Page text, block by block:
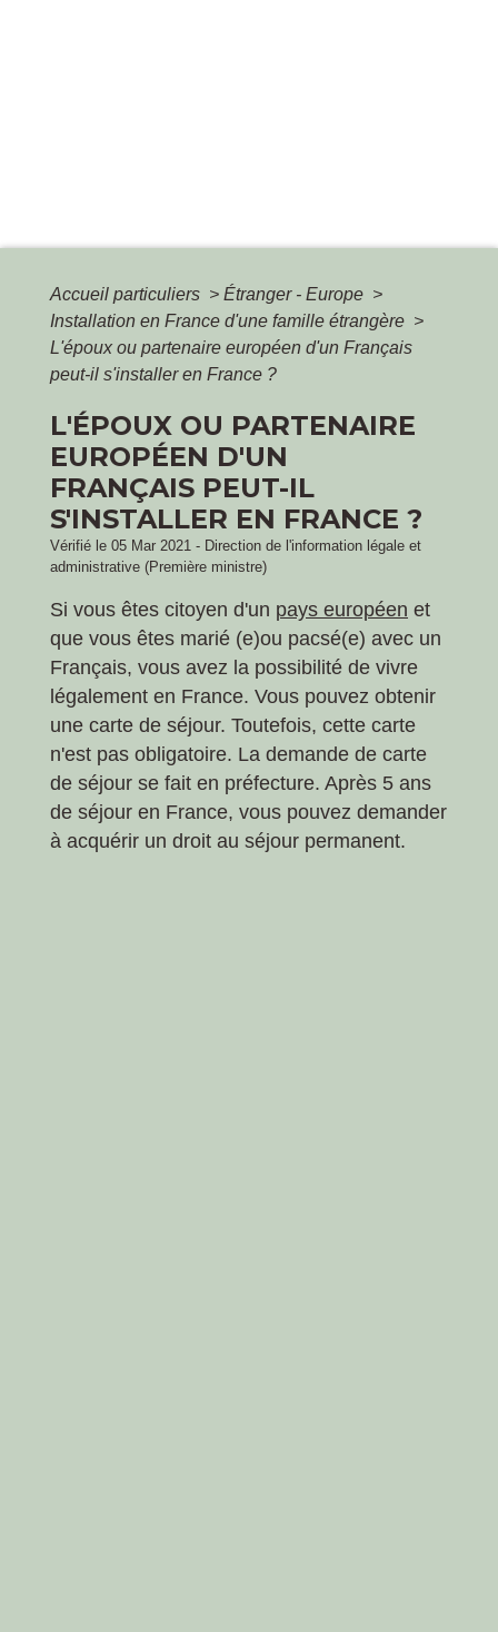
Accueil particuliers > Étranger - Europe >
Installation en France d'une famille étrangère >
L'époux ou partenaire européen d'un Français
peut-il s'installer en France ?
L'ÉPOUX OU PARTENAIRE
EUROPÉEN D'UN
FRANÇAIS PEUT-IL
S'INSTALLER EN FRANCE ?
Vérifié le 05 Mar 2021 - Direction de l'information légale et
administrative (Première ministre)
Si vous êtes citoyen d'un pays européen et
que vous êtes marié (e)ou pacsé(e) avec un
Français, vous avez la possibilité de vivre
légalement en France. Vous pouvez obtenir
une carte de séjour. Toutefois, cette carte
n'est pas obligatoire. La demande de carte
de séjour se fait en préfecture. Après 5 ans
de séjour en France, vous pouvez demander
à acquérir un droit au séjour permanent.